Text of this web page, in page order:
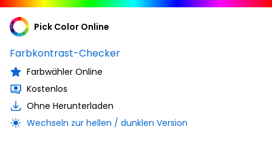
Pick Color Online
Farbkontrast-Checker
Farbwähler Online
Kostenlos
Ohne Herunterladen
Wechseln zur hellen / dunklen Version